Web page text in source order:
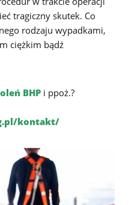
tragiczny skutek. Co
rodzaju wypadkami,
ciężkim bądź
BHP i ppoż.?
kontakt/